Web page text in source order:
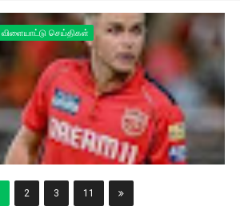
விளையாட்டு செய்திகள்
2 3 11